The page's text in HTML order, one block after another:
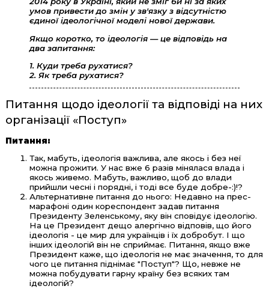
умов привести до змін у зв'язку з відсутністю
єдиної ідеологічної моделі нової держави.
Якщо коротко, то ідеологія — це відповідь на
два запитання:
1. Куди треба рухатися?
2. Як треба рухатися?
Питання щодо ідеології та відповіді на них
організації «Поступ»
Питання:
Так, мабуть, ідеологія важлива, але якось і без неї
можна прожити. У нас вже 6 разів мінялася влада і
якось живемо. Мабуть, важливо, щоб до влади
прийшли чесні і порядні, і тоді все буде добре-:)!?
Альтернативне питання до нього: Недавно на прес-
марафоні один кореспондент задав питання
Президенту Зеленському, яку він сповідує ідеологію.
На це Президент дещо алергічно відповів, що його
ідеологія - це мир для українців і їх добробут. І що
інших ідеологій він не сприймає. Питання, якщо вже
Президент каже, що ідеологія не має значення, то для
чого це питання піднімає "Поступ"? Що, невже не
можна побудувати гарну країну без всяких там
ідеологій?